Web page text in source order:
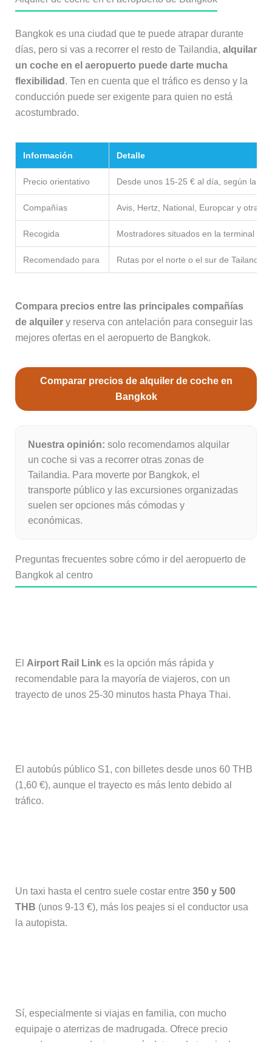
Bangkok es una ciudad que te puede atrapar durante
días, pero si vas a recorrer el resto de Tailandia, alquilar
un coche en el aeropuerto puede darte mucha
flexibilidad . Ten en cuenta que el tráfico es denso y la
conducción puede ser exigente para quien no está
acostumbrado.
Información Detalle
Precio orientativo Desde unos 15-25 € al día, según la
Compañías Avis, Hertz, National, Europcar y otras
Recogida Mostradores situados en la terminal del
Recomendado para Rutas por el norte o el sur de Tailandia
Compara precios entre las principales compañías
de alquilery reserva con antelación para conseguir las
mejores ofertas en el aeropuerto de Bangkok.
Comparar precios de alquiler de coche en
Bangkok
Nuestra opinión: solo recomendamos alquilar
un coche si vas a recorrer otras zonas de
Tailandia. Para moverte por Bangkok, el
transporte público y las excursiones organizadas
suelen ser opciones más cómodas y
económicas.
Preguntas frecuentes sobre cómo ir del aeropuerto de
Bangkok al centro
El Airport Rail Linkes la opción más rápida y
recomendable para la mayoría de viajeros, con un
trayecto de unos 25-30 minutos hasta Phaya Thai.
El autobús público S1, con billetes desde unos 60 THB
(1,60 €), aunque el trayecto es más lento debido al
tráfico.
Un taxi hasta el centro suele costar entre 350 y 500
THB (unos 9-13 €), más los peajes si el conductor usa
la autopista.
Sí, especialmente si viajas en familia, con mucho
equipaje o aterrizas de madrugada. Ofrece precio